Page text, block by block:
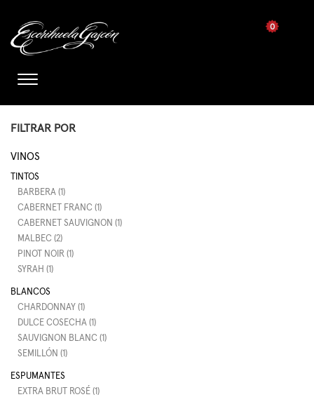
0
FILTRAR POR
VINOS
TINTOS
BARBERA (1)
CABERNET FRANC (1)
CABERNET SAUVIGNON (1)
MALBEC (2)
PINOT NOIR (1)
SYRAH (1)
BLANCOS
CHARDONNAY (1)
DULCE COSECHA (1)
SAUVIGNON BLANC (1)
SEMILLÓN (1)
ESPUMANTES
EXTRA BRUT ROSÉ (1)